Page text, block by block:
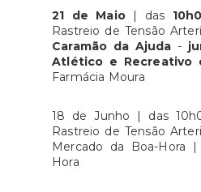
21 de Maio | das
Rastreio de Tensão
Caramão da Ajuda -
Atlético e Recreativo
Farmácia Moura
18 de Junho | das
Rastreio de Tensão
Mercado da Boa-Hora |
Hora